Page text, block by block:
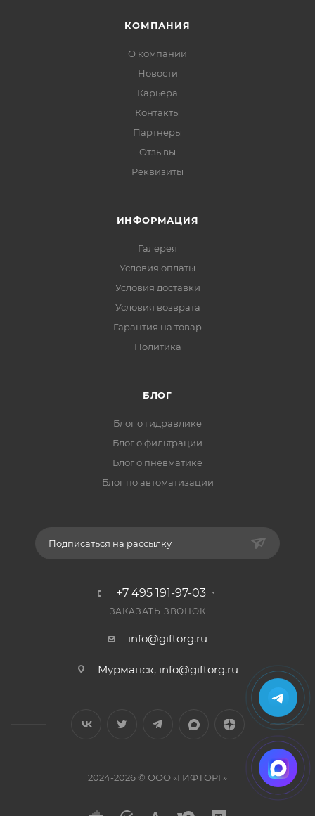
КОМПАНИЯ
О компании
Новости
Карьера
Контакты
Партнеры
Отзывы
Реквизиты
ИНФОРМАЦИЯ
Галерея
Условия оплаты
Условия доставки
Условия возврата
Гарантия на товар
Политика
БЛОГ
Блог о гидравлике
Блог о фильтрации
Блог о пневматике
Блог по автоматизации
Подписаться на рассылку
+7 495 191-97-03
ЗАКАЗАТЬ ЗВОНОК
info@giftorg.ru
Мурманск, info@giftorg.ru
2024-2026 © ООО «ГИФТОРГ»